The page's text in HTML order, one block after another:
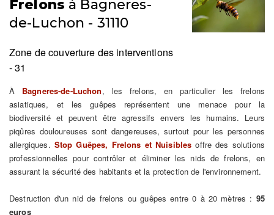
Frelons à Bagneres-
de-Luchon - 31110
Zone de couverture des interventions
- 31
À Bagneres-de-Luchon, les frelons, en particulier les frelons
asiatiques, et les guêpes représentent une menace pour la
biodiversité et peuvent être agressifs envers les humains. Leurs
piqûres douloureuses sont dangereuses, surtout pour les personnes
allergiques. Stop Guêpes, Frelons et Nuisibles offre des solutions
professionnelles pour contrôler et éliminer les nids de frelons, en
assurant la sécurité des habitants et la protection de l'environnement.
Destruction d'un nid de frelons ou guêpes entre 0 à 20 mètres : 95
euros